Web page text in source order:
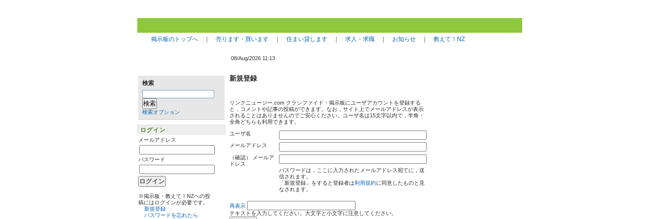
掲示板のトップへ｜ 売ります・買います｜ 住まい貸します｜ 求人・求職｜ お知らせ｜ 教えて！NZ
検索
検索オプション
ログイン
メールアドレス
パスワード
※掲示板・教えて！NZへの投
稿にはログインが必要です。
新規登録
パスワードを忘れたら
08/Aug/2026 11:13
新規登録
リンクニュージー.com クラシファイド・掲示板にユーザアカウントを登録する
と，コメントや記事の投稿ができます。なお，サイト上でメールアドレスが表示
されることはありませんのでご安心ください。ユーザ名は15文字以内で，半角・
全角どちらも利用できます。
ユーザ名
メールアドレス
（確認） メールア
ドレス
パスワードは，ここに入力されたメールアドレス宛てに，送
信されます。
「新規登録」をすると登録者は利用規約に同意したものと見
なされます。